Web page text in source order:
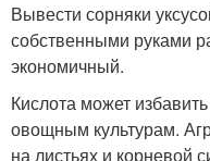
Вывести сорняки
собственными руками
экономичный.
Кислота может
овощным культурам.
на листьях и корневой